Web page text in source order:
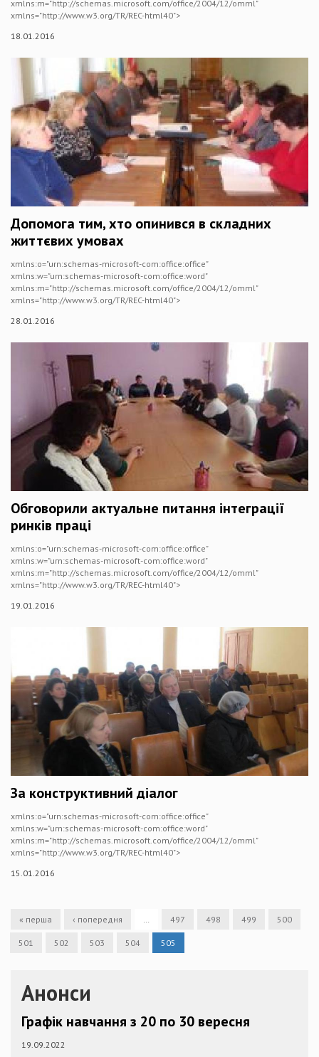
xmlns:m="http://schemas.microsoft.com/office/2004/12/omml"
xmlns="http://www.w3.org/TR/REC-html40">
18.01.2016
Допомога тим, хто опинився в складних
життєвих умовах
xmlns:o="urn:schemas-microsoft-com:office:office"
xmlns:w="urn:schemas-microsoft-com:office:word"
xmlns:m="http://schemas.microsoft.com/office/2004/12/omml"
xmlns="http://www.w3.org/TR/REC-html40">
28.01.2016
Обговорили актуальне питання інтеграції
ринків праці
xmlns:o="urn:schemas-microsoft-com:office:office"
xmlns:w="urn:schemas-microsoft-com:office:word"
xmlns:m="http://schemas.microsoft.com/office/2004/12/omml"
xmlns="http://www.w3.org/TR/REC-html40">
19.01.2016
За конструктивний діалог
xmlns:o="urn:schemas-microsoft-com:office:office"
xmlns:w="urn:schemas-microsoft-com:office:word"
xmlns:m="http://schemas.microsoft.com/office/2004/12/omml"
xmlns="http://www.w3.org/TR/REC-html40">
15.01.2016
« перша ‹ попередня 497 498 499 500
501 502 503 504 505
Анонси
Графік навчання з 20 по 30 вересня
19.09.2022